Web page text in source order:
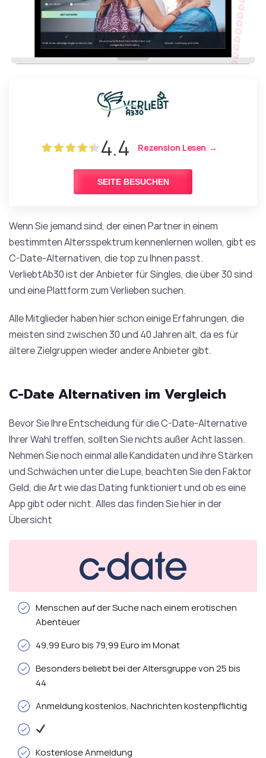
4.4 Rezension Lesen
SEITE BESUCHEN
Wenn Sie jemand sind, der einen Partner in einem
bestimmten Altersspektrum kennenlernen wollen, gibt es
C-Date-Alternativen, die top zu Ihnen passt.
VerliebtAb30 ist der Anbieter für Singles, die über 30 sind
und eine Plattform zum Verlieben suchen.
Alle Mitglieder haben hier schon einige Erfahrungen, die
meisten sind zwischen 30 und 40 Jahren alt, da es für
ältere Zielgruppen wieder andere Anbieter gibt.
C-Date Alternativen im Vergleich
Bevor Sie Ihre Entscheidung für die C-Date-Alternative
Ihrer Wahl treffen, sollten Sie nichts außer Acht lassen.
Nehmen Sie noch einmal alle Kandidaten und ihre Stärken
und Schwächen unter die Lupe, beachten Sie den Faktor
Geld, die Art wie das Dating funktioniert und ob es eine
App gibt oder nicht. Alles das finden Sie hier in der
Übersicht
Menschen auf der Suche nach einem erotischen
Abenteuer
49,99 Euro bis 79,99 Euro im Monat
Besonders beliebt bei der Altersgruppe von 25 bis
44
Anmeldung kostenlos, Nachrichten kostenpflichtig
Kostenlose Anmeldung